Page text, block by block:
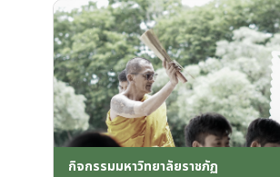
กิจกรรมมหาวิทยาลัยราชภัฏ